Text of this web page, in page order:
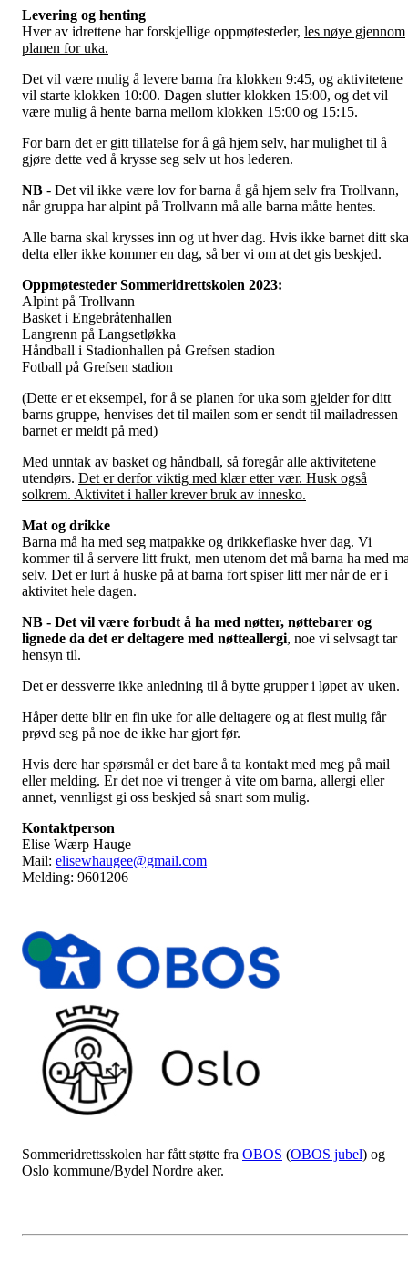
Levering og henting
Hver av idrettene har forskjellige oppmøtesteder, les nøye gjennom
planen for uka.
Det vil være mulig å levere barna fra klokken 9:45, og aktivitetene
vil starte klokken 10:00. Dagen slutter klokken 15:00, og det vil
være mulig å hente barna mellom klokken 15:00 og 15:15.
For barn det er gitt tillatelse for å gå hjem selv, har mulighet til å
gjøre dette ved å krysse seg selv ut hos lederen.
NB - Det vil ikke være lov for barna å gå hjem selv fra Trollvann,
når gruppa har alpint på Trollvann må alle barna måtte hentes.
Alle barna skal krysses inn og ut hver dag. Hvis ikke barnet ditt
delta eller ikke kommer en dag, så ber vi om at det gis beskjed.
Oppmøtesteder Sommeridrettskolen 2023:
Alpint på Trollvann
Basket i Engebråtenhallen
Langrenn på Langsetløkka
Håndball i Stadionhallen på Grefsen stadion
Fotball på Grefsen stadion
(Dette er et eksempel, for å se planen for uka som gjelder for ditt
barns gruppe, henvises det til mailen som er sendt til mailadressen
barnet er meldt på med)
Med unntak av basket og håndball, så foregår alle aktivitetene
utendørs. Det er derfor viktig med klær etter vær. Husk også
solkrem. Aktivitet i haller krever bruk av innesko.
Mat og drikke
Barna må ha med seg matpakke og drikkeflaske hver dag. Vi
kommer til å servere litt frukt, men utenom det må barna ha med
selv. Det er lurt å huske på at barna fort spiser litt mer når de er i
aktivitet hele dagen.
NB - Det vil være forbudt å ha med nøtter, nøttebarer og
lignede da det er deltagere med nøtteallergi, noe vi selvsagt tar
hensyn til.
Det er dessverre ikke anledning til å bytte grupper i løpet av uken.
Håper dette blir en fin uke for alle deltagere og at flest mulig får
prøvd seg på noe de ikke har gjort før.
Hvis dere har spørsmål er det bare å ta kontakt med meg på mail
eller melding. Er det noe vi trenger å vite om barna, allergi eller
annet, vennligst gi oss beskjed så snart som mulig.
Kontaktperson
Elise Wærp Hauge
Mail: elisewhaugee@gmail.com
Melding: 9601206
Sommeridrettsskolen har fått støtte fra OBOS (OBOS jubel) og
Oslo kommune/Bydel Nordre aker.